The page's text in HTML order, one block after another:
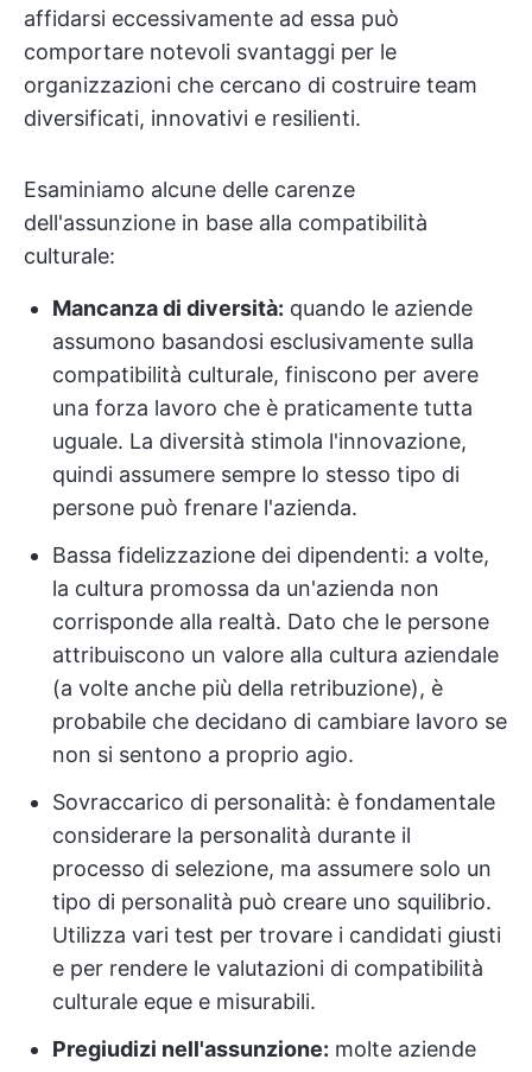
affidarsi eccessivamente ad essa può
comportare notevoli svantaggi per le
organizzazioni che cercano di costruire team
diversificati, innovativi e resilienti.
Esaminiamo alcune delle carenze
dell'assunzione in base alla compatibilità
culturale:
Mancanza di diversità: quando le aziende
assumono basandosi esclusivamente sulla
compatibilità culturale, finiscono per avere
una forza lavoro che è praticamente tutta
uguale. La diversità stimola l'innovazione,
quindi assumere sempre lo stesso tipo di
persone può frenare l'azienda.
Bassa fidelizzazione dei dipendenti: a volte,
la cultura promossa da un'azienda non
corrisponde alla realtà. Dato che le persone
attribuiscono un valore alla cultura aziendale
(a volte anche più della retribuzione), è
probabile che decidano di cambiare lavoro se
non si sentono a proprio agio.
Sovraccarico di personalità: è fondamentale
considerare la personalità durante il
processo di selezione, ma assumere solo un
tipo di personalità può creare uno squilibrio.
Utilizza vari test per trovare i candidati giusti
e per rendere le valutazioni di compatibilità
culturale eque e misurabili.
Pregiudizi nell'assunzione: molte aziende